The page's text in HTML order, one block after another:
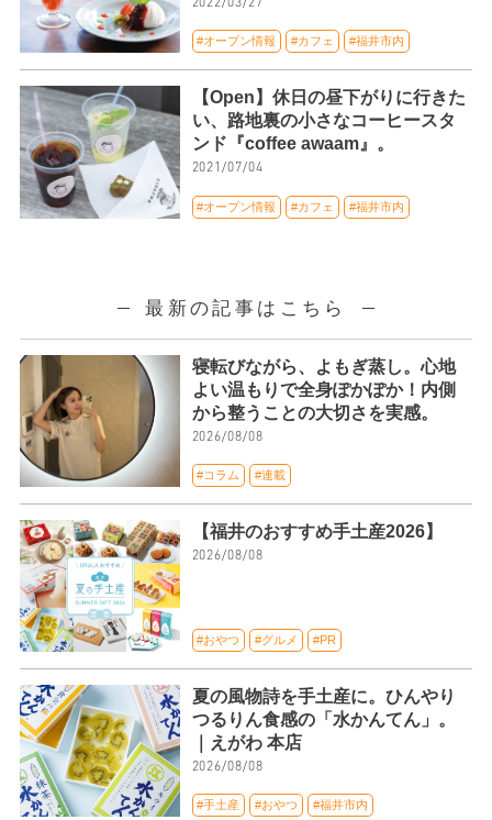
#オープン情報 #カフェ #福井市内
【Open】休日の昼下がりに行きた
い、路地裏の小さなコーヒースタ
ンド『coffee awaam』。
2021/07/04
#オープン情報 #カフェ #福井市内
最新の記事はこちら
寝転びながら、よもぎ蒸し。心地
よい温もりで全身ぽかぽか！内側
から整うことの大切さを実感。
2026/08/08
#コラム #連載
【福井のおすすめ手土産2026】
2026/08/08
#おやつ #グルメ #PR
夏の風物詩を手土産に。ひんやり
つるりん食感の「水かんてん」。
｜えがわ 本店
2026/08/08
#手土産 #おやつ #福井市内